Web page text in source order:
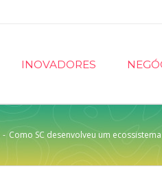
INOVADORES
- Como SC desenvolveu um